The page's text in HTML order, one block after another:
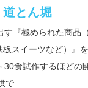
とん堀
す『極められた商品
スイーツなど）』
30食試作するほどの
...